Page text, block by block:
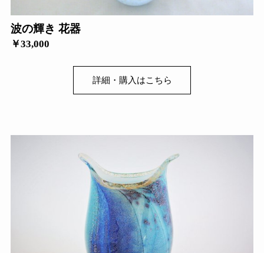
波の輝き 花器
￥33,000
詳細・購入はこちら